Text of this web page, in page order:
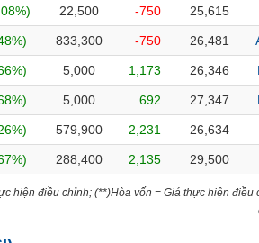
22,500 -750 25,615
833,300 -750 26,481
5,000 1,173 26,346
5,000 692 27,347
579,900 2,231 26,634
288,400 2,135 29,500
hiện điều chỉnh; (**)Hòa vốn = Giá thực hiện điều